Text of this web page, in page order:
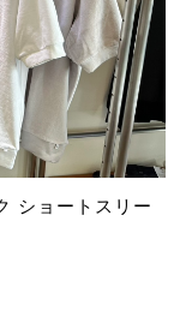
ショートスリー